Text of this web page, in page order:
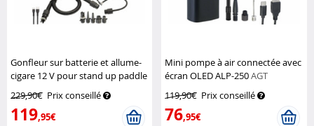
Gonfleur sur batterie et allume-
cigare 12 V pour stand up paddle
229,90€ Prix conseillé
119,95€
Mini pompe à air connectée avec
écran OLED ALP-250AGT
119,90€ Prix conseillé
76,95€